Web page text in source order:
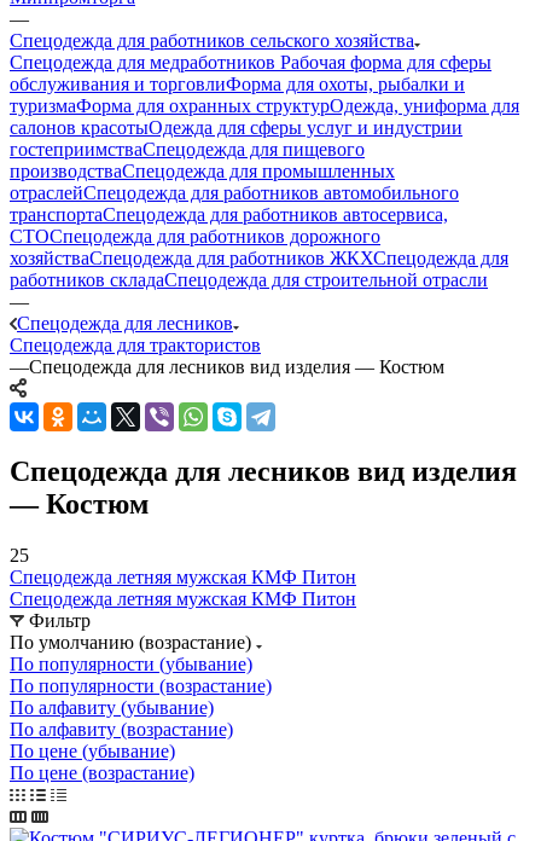
—
Спецодежда для работников сельского хозяйства
Спецодежда для медработников Рабочая форма для сферы
обслуживания и торговлиФорма для охоты, рыбалки и
туризмаФорма для охранных структурОдежда, униформа для
салонов красотыОдежда для сферы услуг и индустрии
гостеприимстваСпецодежда для пищевого
производстваСпецодежда для промышленных
отраслейСпецодежда для работников автомобильного
транспортаСпецодежда для работников автосервиса,
СТОСпецодежда для работников дорожного
хозяйстваСпецодежда для работников ЖКХСпецодежда для
работников складаСпецодежда для строительной отрасли
—
Спецодежда для лесников
Спецодежда для трактористов
—Спецодежда для лесников вид изделия — Костюм
Спецодежда для лесников вид изделия
— Костюм
25
Спецодежда летняя мужская КМФ Питон
Спецодежда летняя мужская КМФ Питон
Фильтр
По умолчанию (возрастание)
По популярности (убывание)
По популярности (возрастание)
По алфавиту (убывание)
По алфавиту (возрастание)
По цене (убывание)
По цене (возрастание)